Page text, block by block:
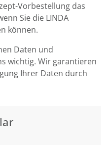
Vorbestellung das
Sie die LINDA
können.
Daten und
wichtig. Wir garantieren
Ihrer Daten durch